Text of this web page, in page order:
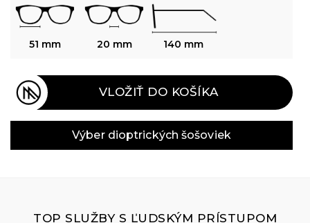
51 mm 20 mm 140 mm
VLOŽIŤ DO KOŠÍKA
Výber dioptrických šošoviek
TOP SLUŽBY S ĽUDSKÝM PRÍSTUPOM